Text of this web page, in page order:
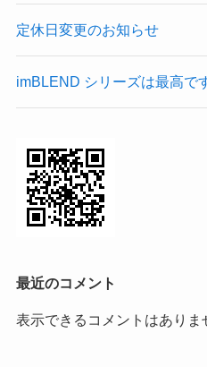
定休日変更のお知らせ
imBLEND シリーズは最高で
最近のコメント
表示できるコメントはありま